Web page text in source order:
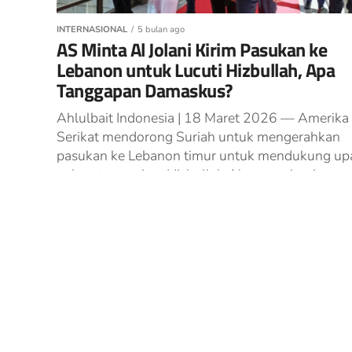
INTERNASIONAL 5 bulan ago
AS Minta Al Jolani Kirim Pasukan ke
Lebanon untuk Lucuti Hizbullah, Apa
Tanggapan Damaskus?
Ahlulbait Indonesia | 18 Maret 2026 — Amerika
Serikat mendorong Suriah untuk mengerahkan
pasukan ke Lebanon timur untuk mendukung
pelucutan senjata Hizbullah. Namun, pimpinan